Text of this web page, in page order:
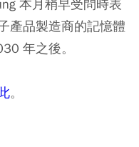
本月稍早受問時表
產品製造商的記憶體
年之後。
。